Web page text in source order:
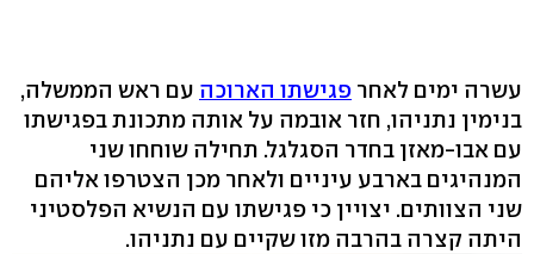
עשרה ימים לאחר פגישתו הארוכה עם ראש הממשלה,
בנימין נתניהו, חזר אובמה על אותה מתכונת בפגישתו
עם אבו-מאזן בחדר הסגלגל. תחילה שוחחו שני
המנהיגים בארבע עיניים ולאחר מכן הצטרפו אליהם
שני הצוותים. יצויין כי פגישתו עם הנשיא הפלסטיני
היתה קצרה בהרבה מזו שקיים עם נתניהו.